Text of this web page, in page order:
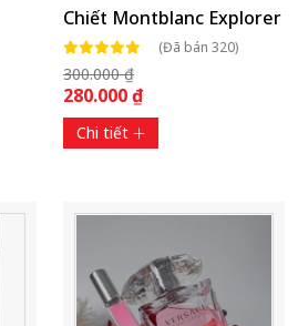
Chiết Montblanc Explorer
(Đã bán 320)
300.000 ₫
280.000 ₫
Chi tiết